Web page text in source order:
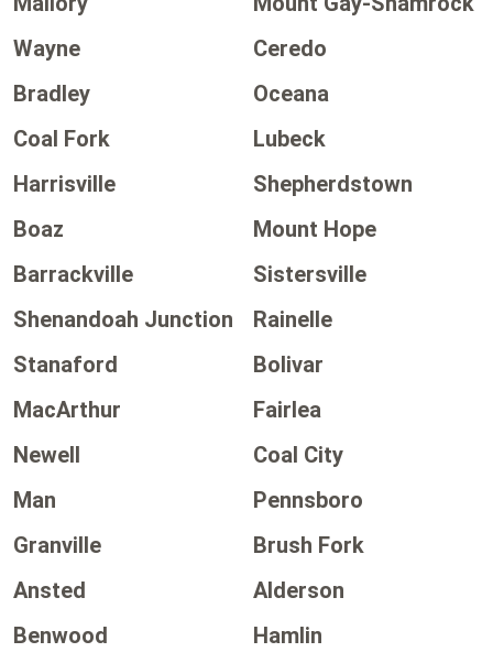
Wayne
Ceredo
Bradley
Oceana
Coal Fork
Lubeck
Harrisville
Shepherdstown
Boaz
Mount Hope
Barrackville
Sistersville
Shenandoah Junction
Rainelle
Stanaford
Bolivar
MacArthur
Fairlea
Newell
Coal City
Man
Pennsboro
Granville
Brush Fork
Ansted
Alderson
Benwood
Hamlin